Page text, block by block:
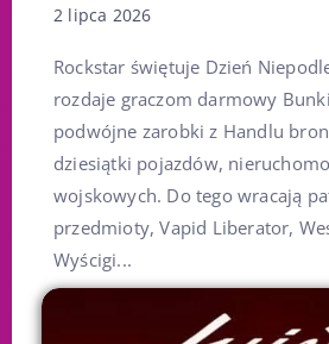
2 lipca 2026
Rockstar świętuje Dzień
rozdaje graczom darmowy
podwójne zarobki z Handlu
dziesiątki pojazdów,
wojskowych. Do tego wracają
przedmioty, Vapid Liberator,
Wyścigi...